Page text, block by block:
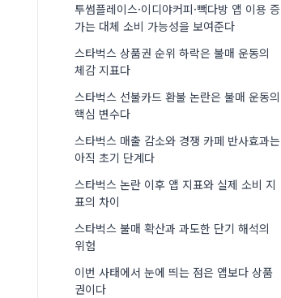
투썸플레이스·이디야커피·빽다방 앱 이용 증
가는 대체 소비 가능성을 보여준다
스타벅스 상품권 순위 하락은 불매 운동의
체감 지표다
스타벅스 선불카드 환불 논란은 불매 운동의
핵심 변수다
스타벅스 매출 감소와 경쟁 카페 반사효과는
아직 초기 단계다
스타벅스 논란 이후 앱 지표와 실제 소비 지
표의 차이
스타벅스 불매 확산과 과도한 단기 해석의
위험
이번 사태에서 눈에 띄는 점은 앱보다 상품
권이다